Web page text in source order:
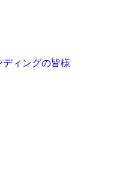
ディングの皆様